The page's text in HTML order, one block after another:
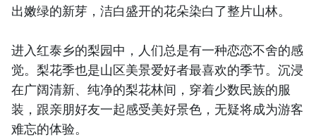
出嫩绿的新芽，洁白盛开的花朵染白了整片山林。
进入红泰乡的梨园中，人们总是有一种恋恋不舍的感
觉。梨花季也是山区美景爱好者最喜欢的季节。沉浸
在广阔清新、纯净的梨花林间，穿着少数民族的服
装，跟亲朋好友一起感受美好景色，无疑将成为游客
难忘的体验。